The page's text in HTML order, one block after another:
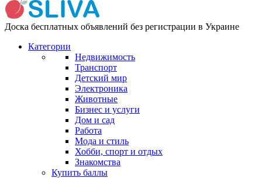
Доска бесплатных объявлений без регистрации в Украине
Категории
Недвижимость
Транспорт
Детский мир
Электроника
Животные
Бизнес и услуги
Дом и сад
Работа
Мода и стиль
Хобби, спорт и отдых
Знакомства
Купить баллы